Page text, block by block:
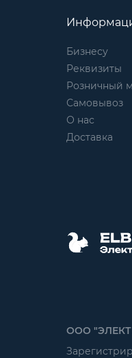
Бизнесу
Реквизиты
Розничный
Самовывоз
О нас
Доставка
ООО